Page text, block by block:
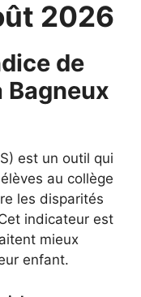
2026
de
Bagneux
est un outil qui
au collège
les disparités
indicateur est
mieux
enfant.